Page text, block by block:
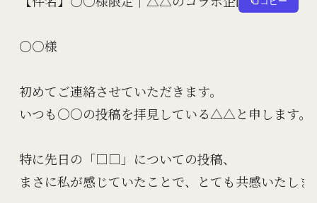
○○様
初めてご連絡させていただきます。
いつも○○の投稿を拝見している△△と申します。
特に先日の「□□」についての投稿、
まさに私が感じていたことで、とても共感いたしま